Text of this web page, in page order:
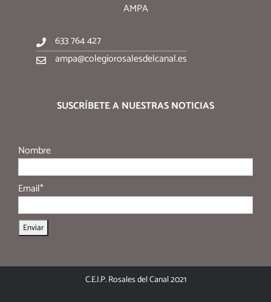
AMPA
633 764 427
ampa@colegiorosalesdelcanal.es
SUSCRÍBETE A NUESTRAS NOTICIAS
Nombre
Email*
C.E.I.P. Rosales del Canal 2021